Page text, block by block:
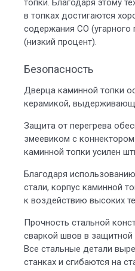
топки. Благодаря этому
в топках достигаются
содержания СО (угарного
(низкий процент).
Безопасность
Дверца каминной топки
керамикой,
Защита от перегрева
змеевиком с
каминной топки усилен
Благодаря
стали, корпус каминной
к воздействию высоких
Прочность стальной
сваркой швов в защитной
Все стальные детали
станках и сгибаются на